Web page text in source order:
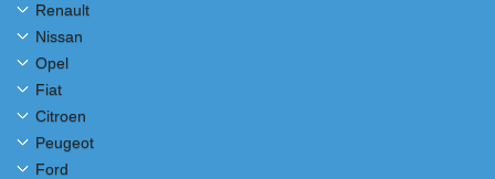
Renault
Nissan
Opel
Fiat
Citroen
Peugeot
Ford